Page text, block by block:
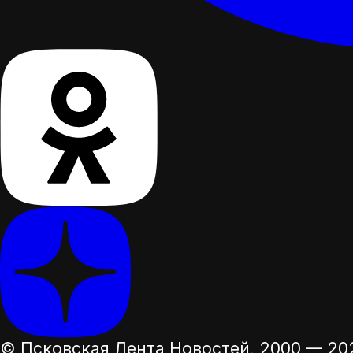
© Псковская Лента Новостей, 2000 —